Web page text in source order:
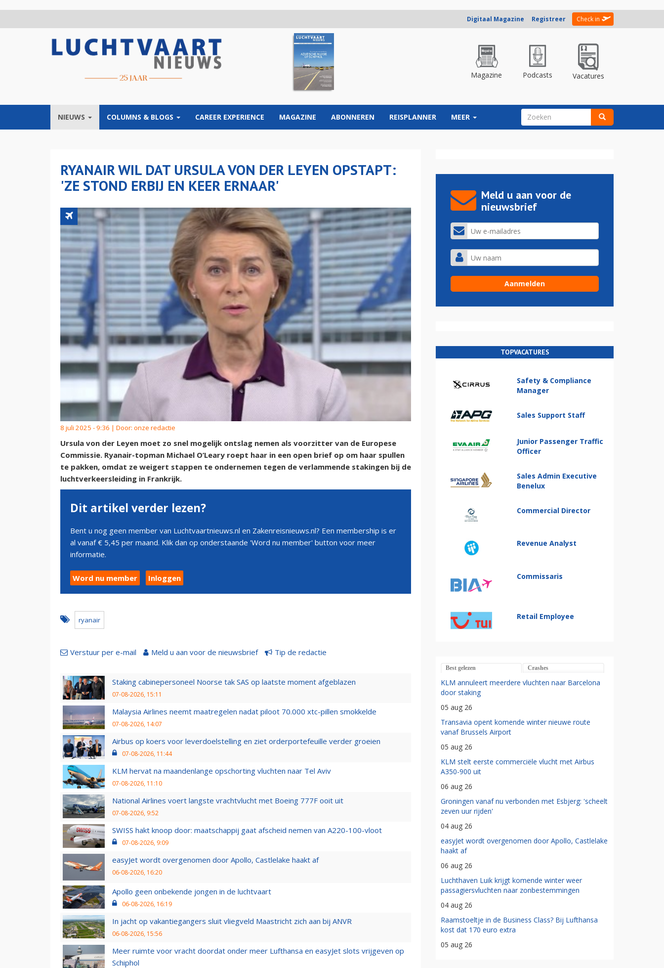
Digitaal Magazine Registreer Check in
Magazine Podcasts Vacatures
NIEUWS COLUMNS & BLOGS CAREER EXPERIENCE MAGAZINE ABONNEREN REISPLANNER MEER ZOEKVELD
RYANAIR WIL DAT URSULA VON DER LEYEN OPSTAPT:
'ZE STOND ERBIJ EN KEER ERNAAR'
8 juli 2025 - 9:36 | Door: onze redactie
Ursula von der Leyen moet zo snel mogelijk ontslag nemen als voorzitter van de Europese
Commissie. Ryanair-topman Michael O’Leary roept haar in een open brief op om haar spullen
te pakken, omdat ze weigert stappen te ondernemen tegen de verlammende stakingen bij de
luchtverkeersleiding in Frankrijk.
Dit artikel verder lezen?
Bent u nog geen member van Luchtvaartnieuws.nl en Zakenreisnieuws.nl? Een membership is er
al vanaf € 5,45 per maand. Klik dan op onderstaande 'Word nu member' button voor meer
informatie.
Word nu member Inloggen
ryanair
Verstuur per e-mail Meld u aan voor de nieuwsbrief Tip de redactie
Staking cabinepersoneel Noorse tak SAS op laatste moment afgeblazen
07-08-2026, 15:11
Malaysia Airlines neemt maatregelen nadat piloot 70.000 xtc-pillen smokkelde
07-08-2026, 14:07
Airbus op koers voor leverdoelstelling en ziet orderportefeuille verder groeien
07-08-2026, 11:44
KLM hervat na maandenlange opschorting vluchten naar Tel Aviv
07-08-2026, 11:10
National Airlines voert langste vrachtvlucht met Boeing 777F ooit uit
07-08-2026, 9:52
SWISS hakt knoop door: maatschappij gaat afscheid nemen van A220-100-vloot
07-08-2026, 9:09
easyJet wordt overgenomen door Apollo, Castlelake haakt af
06-08-2026, 16:20
Apollo geen onbekende jongen in de luchtvaart
06-08-2026, 16:19
In jacht op vakantiegangers sluit vliegveld Maastricht zich aan bij ANVR
06-08-2026, 15:56
Meer ruimte voor vracht doordat onder meer Lufthansa en easyJet slots vrijgeven op
Schiphol
Meld u aan voor de
nieuwsbrief
TOPVACATURES
Safety & Compliance
Manager
Sales Support Staff
Junior Passenger Traffic
Officer
Sales Admin Executive
Benelux
Commercial Director
Revenue Analyst
Commissaris
Retail Employee
Best gelezen Crashes
KLM annuleert meerdere vluchten naar Barcelona
door staking
05 aug 26
Transavia opent komende winter nieuwe route
vanaf Brussels Airport
05 aug 26
KLM stelt eerste commerciële vlucht met Airbus
A350-900 uit
06 aug 26
Groningen vanaf nu verbonden met Esbjerg: 'scheelt
zeven uur rijden'
04 aug 26
easyJet wordt overgenomen door Apollo, Castlelake
haakt af
06 aug 26
Luchthaven Luik krijgt komende winter weer
passagiersvluchten naar zonbestemmingen
04 aug 26
Raamstoeltje in de Business Class? Bij Lufthansa
kost dat 170 euro extra
05 aug 26